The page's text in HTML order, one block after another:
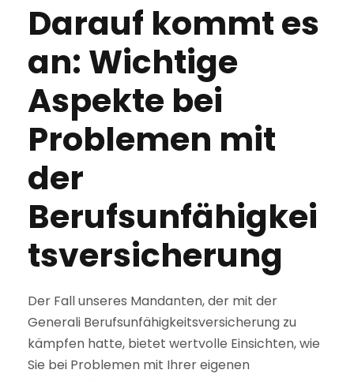
Darauf kommt es
an: Wichtige
Aspekte bei
Problemen mit
der
Berufsunfähigkei
tsversicherung
Der Fall unseres Mandanten, der mit der
Generali Berufsunfähigkeitsversicherung zu
kämpfen hatte, bietet wertvolle Einsichten, wie
Sie bei Problemen mit Ihrer eigenen